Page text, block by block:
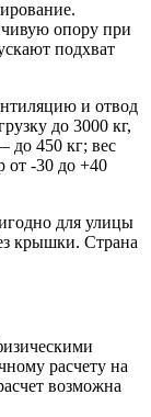
опору при
подхват
и отвод
до 3000 кг,
до 450 кг; вес
от -30 до +40
для улицы
крышки. Страна
расчету на
возможна